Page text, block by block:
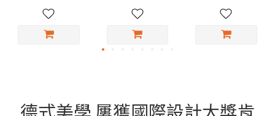
德式美學 屢獲國際設計大獎肯